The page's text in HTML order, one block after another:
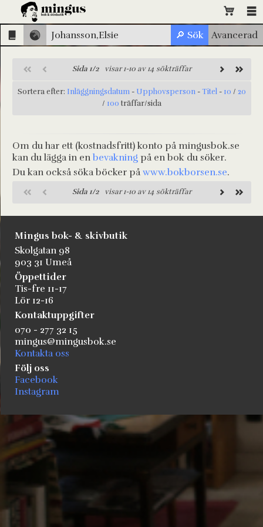
Sida 1/2 visar 1-10 av 14 sökträffar
Sortera efter: Inläggningsdatum - Upphovsperson -Titel - 10 / 20
/ 100 träffar/sida
Om du har ett (kostnadsfritt) konto på mingusbok.se
kan du lägga in enbevakning på en bok du söker.
Du kan också söka böcker påwww.bokborsen.se.
Sida 1/2 visar 1-10 av 14 sökträffar
Mingus bok- & skivbutik
Skolgatan 98
903 31 Umeå
Öppettider
Tis-fre 11-17
Lör 12-16
Kontaktuppgifter
070 - 277 32 15
mingus@mingusbok.se
Kontakta oss
Följ oss
Facebook
Instagram